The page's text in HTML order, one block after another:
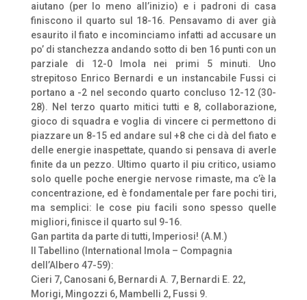
aiutano (per lo meno all’inizio) e i padroni di casa
finiscono il quarto sul 18-16. Pensavamo di aver già
esaurito il fiato e incominciamo infatti ad accusare un
po’ di stanchezza andando sotto di ben 16 punti con un
parziale di 12-0 Imola nei primi 5 minuti. Uno
strepitoso Enrico Bernardi e un instancabile Fussi ci
portano a -2 nel secondo quarto concluso 12-12 (30-
28). Nel terzo quarto mitici tutti e 8, collaborazione,
gioco di squadra e voglia di vincere ci permettono di
piazzare un 8-15 ed andare sul +8 che ci dà del fiato e
delle energie inaspettate, quando si pensava di averle
finite da un pezzo. Ultimo quarto il piu critico, usiamo
solo quelle poche energie nervose rimaste, ma c’è la
concentrazione, ed è fondamentale per fare pochi tiri,
ma semplici: le cose piu facili sono spesso quelle
migliori, finisce il quarto sul 9-16.
Gan partita da parte di tutti, Imperiosi! (A.M.)
Il Tabellino (International Imola – Compagnia
dell’Albero 47-59):
Cieri 7, Canosani 6, Bernardi A. 7, Bernardi E. 22,
Morigi, Mingozzi 6, Mambelli 2, Fussi 9.